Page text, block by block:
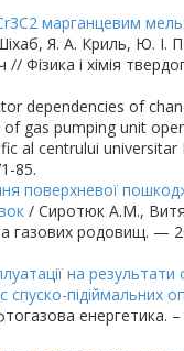
марганцевим
Я. А. Криль, Ю. І.
Фізика і хімія
dependencies of
gas pumping unit
al centrului
85.
поверхневої
/ Сиротюк А.М.,
газових родовищ.
на
підіймальних
енергетика.